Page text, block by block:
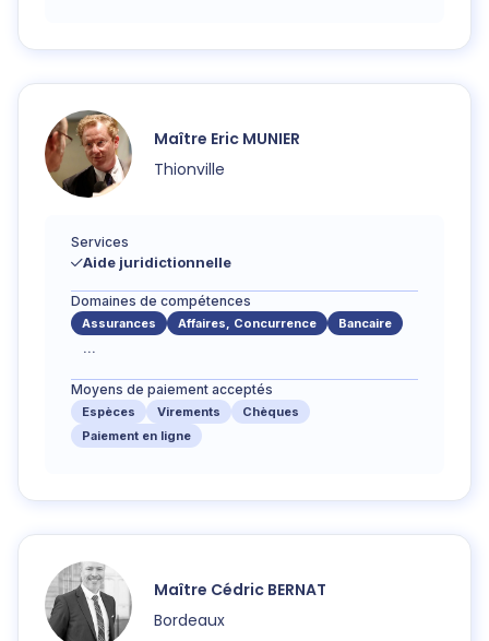
Maître Eric MUNIER
Thionville
Services
Aide juridictionnelle
Domaines de compétences
Assurances Affaires, Concurrence
Bancaire
...
Moyens de paiement acceptés
Espèces Virements
Chèques
Paiement en ligne
Maître Cédric BERNAT
Bordeaux